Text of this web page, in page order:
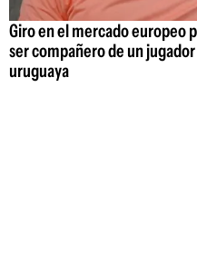
Giro en el mercado europeo
ser compañero de un
uruguaya